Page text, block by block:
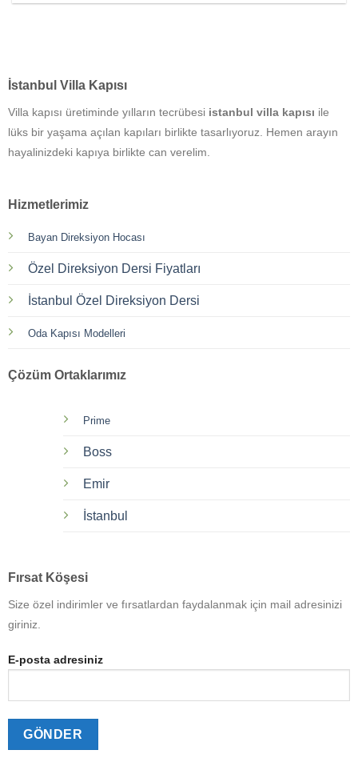
İstanbul Villa Kapısı
Villa kapısı üretiminde yılların tecrübesi istanbul villa kapısı ile
lüks bir yaşama açılan kapıları birlikte tasarlıyoruz. Hemen arayın
hayalinizdeki kapıya birlikte can verelim.
Hizmetlerimiz
Bayan Direksiyon Hocası
Özel Direksiyon Dersi Fiyatları
İstanbul Özel Direksiyon Dersi
Oda Kapısı Modelleri
Çözüm Ortaklarımız
Prime
Boss
Emir
İstanbul
Fırsat Köşesi
Size özel indirimler ve fırsatlardan faydalanmak için mail adresinizi
giriniz.
E-posta adresiniz